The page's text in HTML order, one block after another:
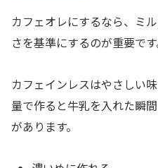
カフェオレにするなら、ミ
さを基準にするのが重要です
カフェインレスはやさしい
量で作ると牛乳を入れた瞬
があります。